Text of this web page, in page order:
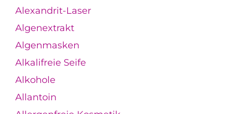
Alexandrit-Laser
Algenextrakt
Algenmasken
Alkalifreie Seife
Alkohole
Allantoin